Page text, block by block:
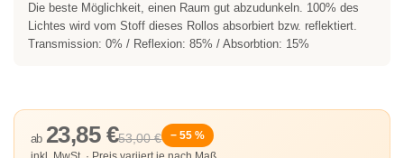
Die beste Möglichkeit, einen Raum gut abzudunkeln. 100% des
Lichtes wird vom Stoff dieses Rollos absorbiert bzw. reflektiert.
Transmission: 0% / Reflexion: 85% / Absorbtion: 15%
53,00 €
ab 23,85 €
− 55 %